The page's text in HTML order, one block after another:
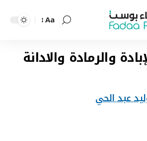
Font
Aa
والرمادة والادانة
عبد الحي